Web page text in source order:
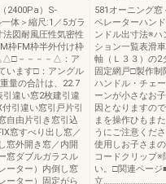
2400Pa）S-
体＞縮尺:1／5ガラ
図耐風圧性気密性
枠FM枠半外付け枠
－－－－△：ア
います□：アングル
量の合計は、22.7
引違い窓2枚建引違
引違い窓引戸片引
自由片引き窓引込
窓すべり出し窓／
窓外開き窓／内開
窓ダブルガラスル
ーター）内倒し窓
ーター）固定がら
581オーニング
ペレーターハン
ンドル出寸法※ハ
ション一覧表滑
軸（Ｌ３３）の2
固定網戸□製作
ハンドル・チェ
ーンが小さなお
因となりますの
まを操作ひもま
うにご注意くだ
使用しお子さま
コードクリップ※
い。□関連ペー
立